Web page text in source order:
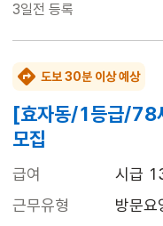
3일전 등록
도보 30분 이상 예상
[효자동/1등급/78
모집
급여
시급
근무유형
방문요